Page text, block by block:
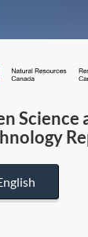
Science